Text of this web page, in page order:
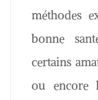
méthodes
bonne
certains
ou encore